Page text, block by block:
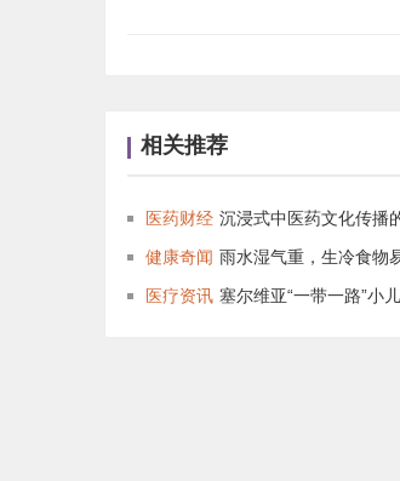
相关推荐
医药财经 沉浸式中医药文化传播
健康奇闻 雨水湿气重，生冷食物
医疗资讯 塞尔维亚“一带一路”小